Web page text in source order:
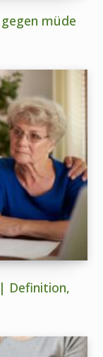
müde
Definition,